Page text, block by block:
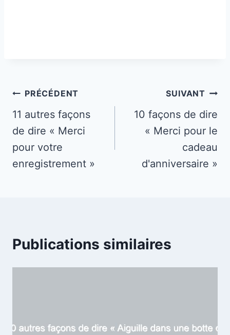
Navigation
de
l’article
PRÉCÉDENT
11 autres façons
de dire « Merci
pour votre
enregistrement »
SUIVANT
10 façons de dire
« Merci pour le
cadeau
d'anniversaire »
Publications similaires